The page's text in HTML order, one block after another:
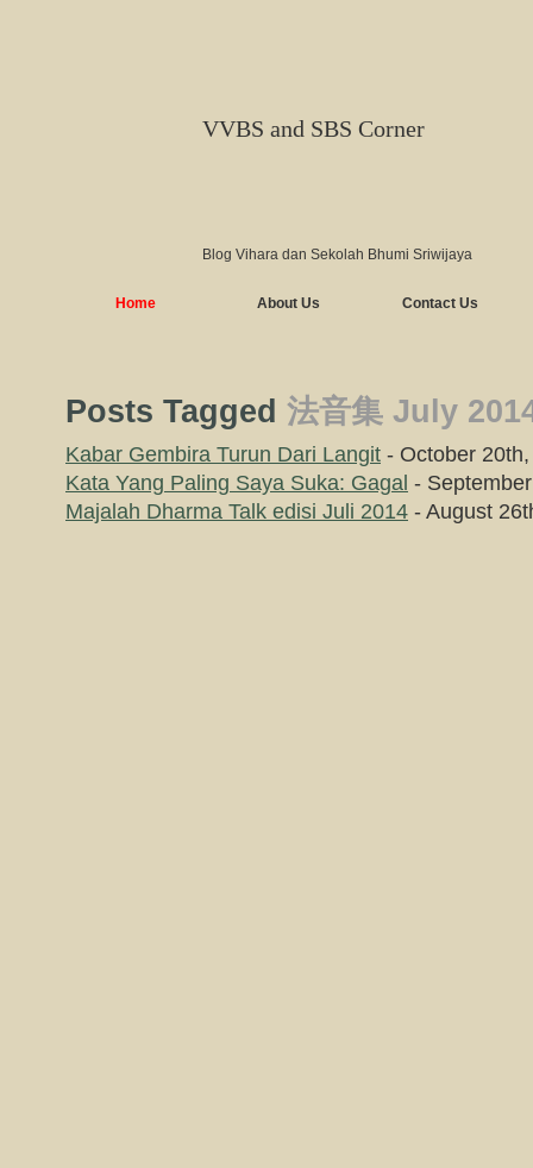
VVBS and SBS Corner
Blog Vihara dan Sekolah Bhumi Sriwijaya
Home About Us Contact Us
Posts Tagged 法音集 July
Kabar Gembira Turun Dari Langit - October
Kata Yang Paling Saya Suka: Gagal -
Majalah Dharma Talk edisi Juli 2014 - August